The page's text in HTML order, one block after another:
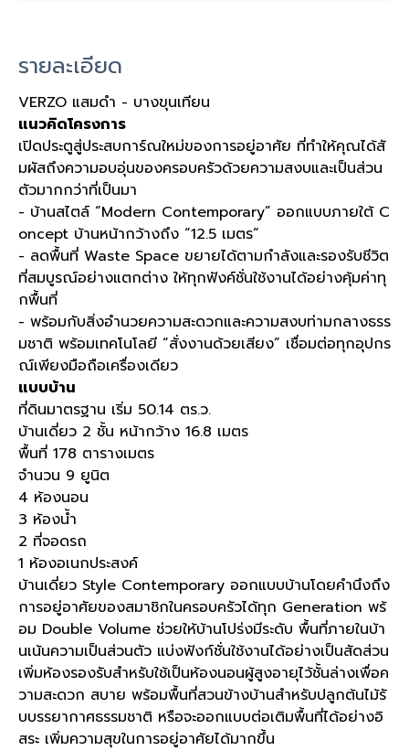
รายละเอียด
VERZO แสมดำ - บางขุนเทียน
แนวคิดโครงการ
เปิดประตูสู่ประสบการ์ณใหม่ของการอยู่อาศัย ที่ทำให้คุณได้สั
มผัสถึงความอบอุ่นของครอบครัวด้วยความสงบและเป็นส่วน
ตัวมากกว่าที่เป็นมา
- บ้านสไตล์ “Modern Contemporary” ออกแบบภายใต้ C
oncept บ้านหน้ากว้างถึง “12.5 เมตร“
- ลดพื้นที่ Waste Space ขยายได้ตามกำลังและรองรับชีวิต
ที่สมบูรณ์อย่างแตกต่าง ให้ทุกฟังค์ชั่นใช้งานได้อย่างคุ้มค่าทุ
กพื้นที่
- พร้อมกับสิ่งอำนวยความสะดวกและความสงบท่ามกลางธรร
มชาติ พร้อมเทคโนโลยี “สั่งงานด้วยเสียง” เชื่อมต่อทุกอุปกร
ณ์เพียงมือถือเครื่องเดียว
แบบบ้าน
ที่ดินมาตรฐาน เริ่ม 50.14 ตร.ว.
บ้านเดี่ยว 2 ชั้น หน้ากว้าง 16.8 เมตร
พื้นที่ 178 ตารางเมตร
จำนวน 9 ยูนิต
4 ห้องนอน
3 ห้องน้ำ
2 ที่จอดรถ
1 ห้องอเนกประสงค์
บ้านเดี่ยว Style Contemporary ออกแบบบ้านโดยคำนึงถึง
การอยู่อาศัยของสมาชิกในครอบครัวได้ทุก Generation พร้
อม Double Volume ช่วยให้บ้านโปร่งมีระดับ พื้นที่ภายในบ้า
นเน้นความเป็นส่วนตัว แบ่งฟังก์ชั่นใช้งานได้อย่างเป็นสัดส่วน
เพิ่มห้องรองรับสำหรับใช้เป็นห้องนอนผู้สูงอายุไว้ชั้นล่างเพื่อค
วามสะดวก สบาย พร้อมพื้นที่สวนข้างบ้านสำหรับปลูกต้นไม้รั
บบรรยากาศธรรมชาติ หรือจะออกแบบต่อเติมพื้นที่ได้อย่างอิ
สระ เพิ่มความสุขในการอยู่อาศัยได้มากขึ้น